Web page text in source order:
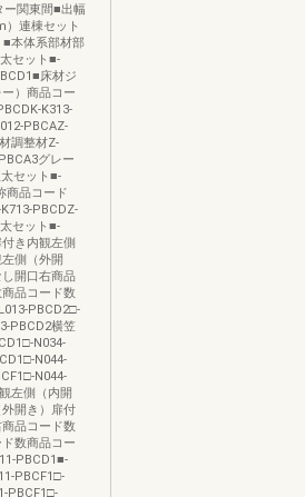
ー関東間■出幅
連棟セット
■本体系部材部
セット■-
床材ジ
）商品コー
K313-
PBCAZ-
調整材Z-
グレー
セット■-
商品コード
PBCDZ-
セット■-
き内観左側
側（外開
開口右商品
品コード数
PBCD2□-
PBCD2横笠
N034-
N044-
N044-
左側（内開
開き）扉付
品コード数
数商品コー
PBCD1■-
PBCF1□-
PBCF1□-